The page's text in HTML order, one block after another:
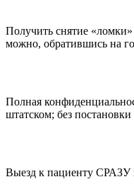
Получить снятие
можно, обратившись на
Полная
штатском; без постановки
Выезд к пациенту СРАЗУ